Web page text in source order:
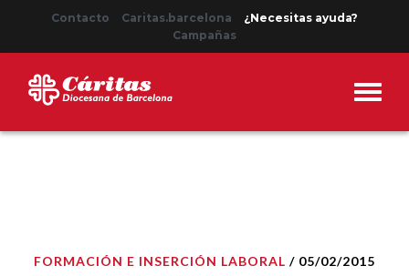
Contacto Caritas.barcelona
¿Necesitas ayuda?
Campañas
FORMACIÓN E INSERCIÓN LABORAL / 05/02/2015